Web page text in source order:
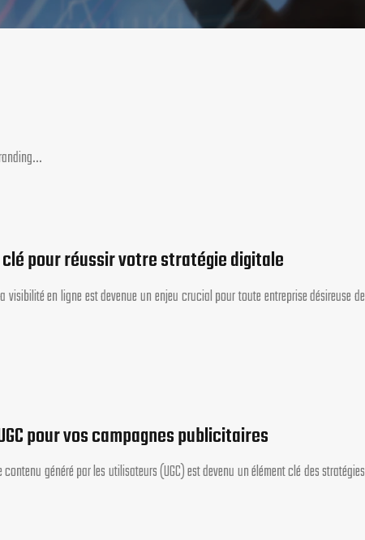
clé pour réussir votre stratégie digitale
en ligne est devenue un enjeu crucial pour toute entreprise désireuse de
pour vos campagnes publicitaires
généré par les utilisateurs (UGC) est devenu un élément clé des stratégies